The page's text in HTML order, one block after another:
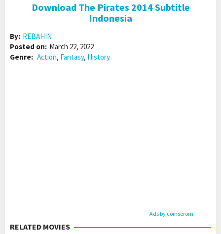
Download The Pirates 2014 Subtitle
Indonesia
By: REBAHIN
Posted on: March 22, 2022
Genre: Action, Fantasy, History
Ads by coinserom
RELATED MOVIES